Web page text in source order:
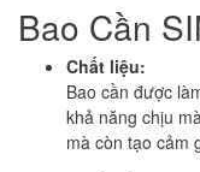
Bao Cần
Chất liệu:
Bao cần được
khả năng chịu
mà còn tạo cảm